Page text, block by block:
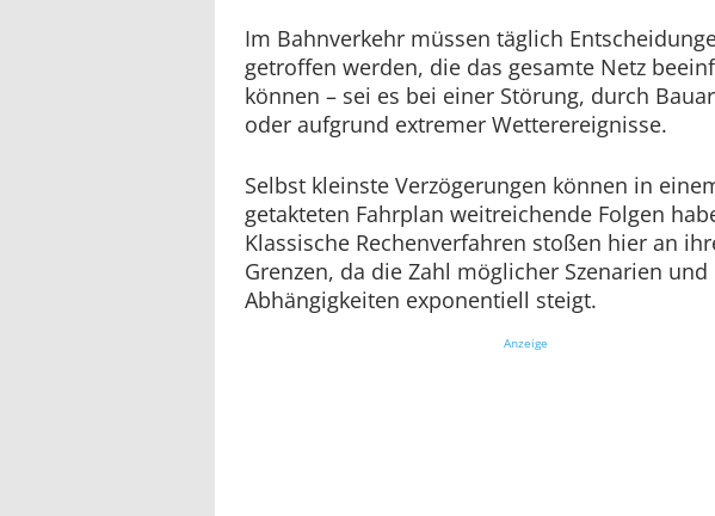
Im Bahnverkehr müssen täglich
getroffen werden, die das gesamte Netz
können – sei es bei einer Störung, durch
oder aufgrund extremer Wetterereignisse.
Selbst kleinste Verzögerungen können in
getakteten Fahrplan weitreichende Folgen
Klassische Rechenverfahren stoßen hier an
Grenzen, da die Zahl möglicher Szenarien und
Abhängigkeiten exponentiell steigt.
Anzeige